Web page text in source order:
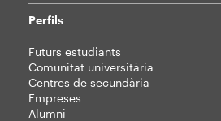
Perfils
Futurs estudiants
Comunitat universitària
Centres de secundària
Empreses
Alumni